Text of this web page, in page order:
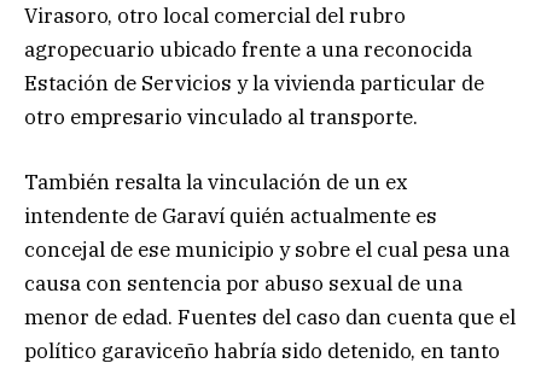
Virasoro, otro local comercial del rubro
agropecuario ubicado frente a una reconocida
Estación de Servicios y la vivienda particular de
otro empresario vinculado al transporte.
También resalta la vinculación de un ex
intendente de Garaví quién actualmente es
concejal de ese municipio y sobre el cual pesa una
causa con sentencia por abuso sexual de una
menor de edad. Fuentes del caso dan cuenta que el
político garaviceño habría sido detenido, en tanto